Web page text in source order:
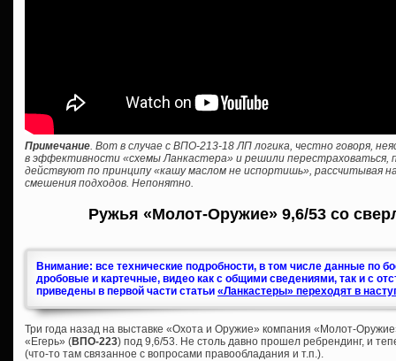
Примечание. Вот в случае с ВПО-213-18 ЛП логика, честно говоря,
в эффективности «схемы Ланкастера» и решили перестраховаться,
действуют по принципу «кашу маслом не испортишь», рассчитывая
смешения подходов. Непонятно.
Ружья «Молот-Оружие» 9,6/53 со
Внимание: все технические подробности, в том числе данные по
дробовые и картечные, видео как с общими сведениями, так и с
приведены в первой части статьи «Ланкастеры» переходят в
Три года назад на выставке «Охота и Оружие» компания «Молот-
«Егерь» (ВПО-223) под 9,6/53. Не столь давно прошел ребрендинг, и
(что-то там связанное с вопросами правообладания и т.п.).